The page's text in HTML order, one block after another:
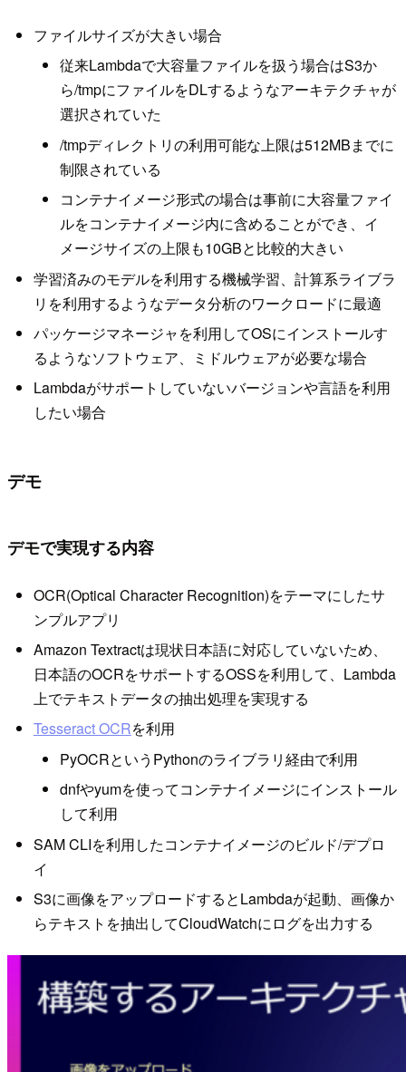
ファイルサイズが大きい場合
従来Lambdaで大容量ファイルを扱う場合はS3か
ら/tmpにファイルをDLするようなアーキテクチャが
選択されていた
/tmpディレクトリの利用可能な上限は512MBまでに
制限されている
コンテナイメージ形式の場合は事前に大容量ファイ
ルをコンテナイメージ内に含めることができ、イ
メージサイズの上限も10GBと比較的大きい
学習済みのモデルを利用する機械学習、計算系ライブラ
リを利用するようなデータ分析のワークロードに最適
パッケージマネージャを利用してOSにインストールす
るようなソフトウェア、ミドルウェアが必要な場合
Lambdaがサポートしていないバージョンや言語を利用
したい場合
デモ
デモで実現する内容
OCR(Optical Character Recognition)をテーマにしたサ
ンプルアプリ
Amazon Textractは現状日本語に対応していないため、
日本語のOCRをサポートするOSSを利用して、Lambda
上でテキストデータの抽出処理を実現する
Tesseract OCRを利用
PyOCRというPythonのライブラリ経由で利用
dnfやyumを使ってコンテナイメージにインストール
して利用
SAM CLIを利用したコンテナイメージのビルド/デプロ
イ
S3に画像をアップロードするとLambdaが起動、画像か
らテキストを抽出してCloudWatchにログを出力する